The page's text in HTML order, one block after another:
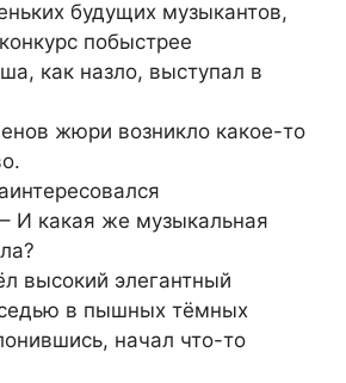
будущих музыкантов,
побыстрее
как назло, выступал в
жюри возникло какое-то
И какая же музыкальная
высокий элегантный
в пышных тёмных
начал что-то